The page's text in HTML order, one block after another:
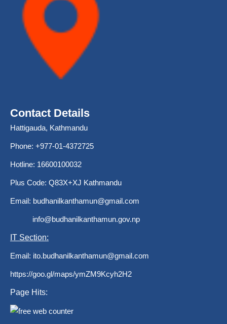
Contact Details
Hattigauda, Kathmandu
Phone: +977-01-4372725
Hotline: 16600100032
Plus Code: Q83X+XJ Kathmandu
Email: budhanilkanthamun@gmail.com
info@budhanilkanthamun.gov.np
IT Section:
Email: ito.budhanilkanthamun@gmail.com
https://goo.gl/maps/ymZM9Kcyh2H2
Page Hits: